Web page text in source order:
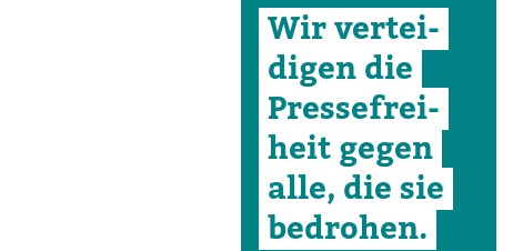
Wir ver­tei­
digen die
Pres­se­frei­
heit gegen
alle, die sie
bedrohen.